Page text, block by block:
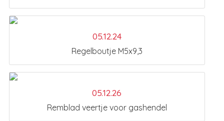
05.12.24
Regelboutje M5x9,3
05.12.26
Remblad veertje voor gashendel